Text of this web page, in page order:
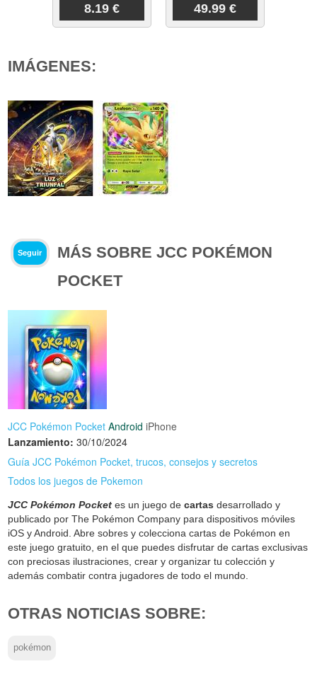
8.19 € 49.99 €
IMÁGENES:
Seguir
MÁS SOBRE JCC POKÉMON
POCKET
JCC Pokémon Pocket Android iPhone
Lanzamiento: 30/10/2024
Guía JCC Pokémon Pocket, trucos, consejos y secretos
Todos los juegos de Pokemon
JCC Pokémon Pocket es un juego decartas desarrollado y
publicado por The Pokémon Company para dispositivos móviles
iOS y Android. Abre sobres y colecciona cartas de Pokémon en
este juego gratuito, en el que puedes disfrutar de cartas exclusivas
con preciosas ilustraciones, crear y organizar tu colección y
además combatir contra jugadores de todo el mundo.
OTRAS NOTICIAS SOBRE:
pokémon